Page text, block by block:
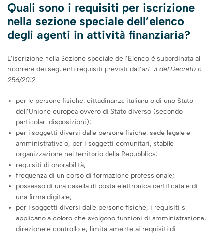
Quali sono i requisiti per iscrizione
nella sezione speciale dell’elenco
degli agenti in attività finanziaria?
L’iscrizione nella Sezione speciale dell’Elenco è subordinata al
ricorrere dei seguenti requisiti previsti dall’art. 3 del Decreto n.
256/2012:
per le persone fisiche: cittadinanza italiana o di uno Stato
dell’Unione europea ovvero di Stato diverso (secondo
particolari disposizioni);
per i soggetti diversi dalle persone fisiche: sede legale e
amministrativa o, per i soggetti comunitari, stabile
organizzazione nel territorio della Repubblica;
requisiti di onorabilità;
frequenza di un corso di formazione professionale;
possesso di una casella di posta elettronica certificata e di
una firma digitale;
per i soggetti diversi dalle persone fisiche, i requisiti si
applicano a coloro che svolgono funzioni di amministrazione,
direzione e controllo e, limitatamente ai requisiti di